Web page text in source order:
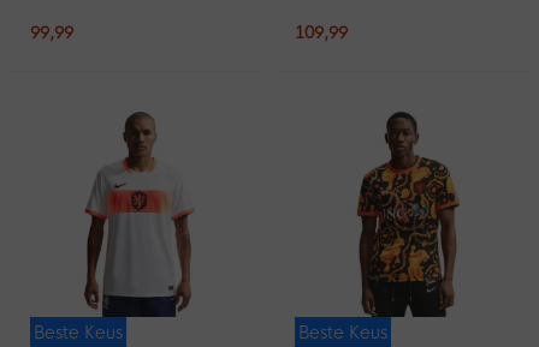
99,99 109,99
Beste Keus
Beste Keus